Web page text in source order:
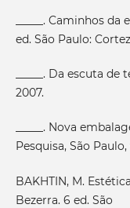
_____. Caminhos
ed. São Paulo:
_____. Da escuta
2007.
_____. Nova
Pesquisa, São
BAKHTIN, M.
Bezerra. 6 ed. São